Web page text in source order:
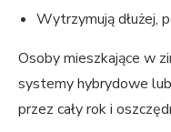
Wytrzymują dłużej,
Osoby mieszkające w
systemy hybrydowe
przez cały rok i